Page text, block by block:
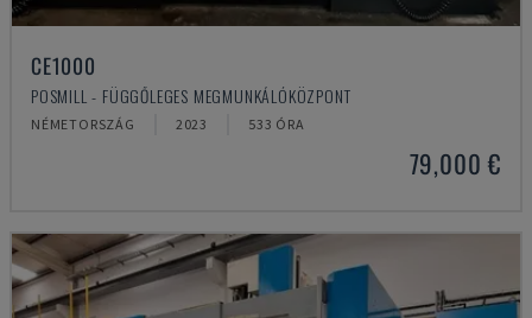
CE1000
POSMILL - FÜGGŐLEGES MEGMUNKÁLÓKÖZPONT
NÉMETORSZÁG 2023 533 ÓRA
79,000 €